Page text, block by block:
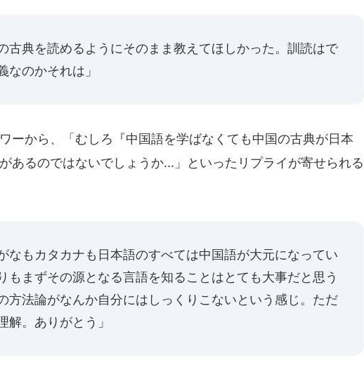
古典を読めるようにそのまま教えてほしかった。訓読はで
なのかそれは」
ーから、「むしろ『中国語を学ばなくても中国の古典が日本
あるのではないでしょうか...」といったリプライが寄せられる
なもカタカナも日本語のすべては中国語が大元になってい
もまずその源となる言語を知ることはとても大事だと思う
方法論がなんか自分にはしっくりこないという感じ。ただ
解。ありがとう」